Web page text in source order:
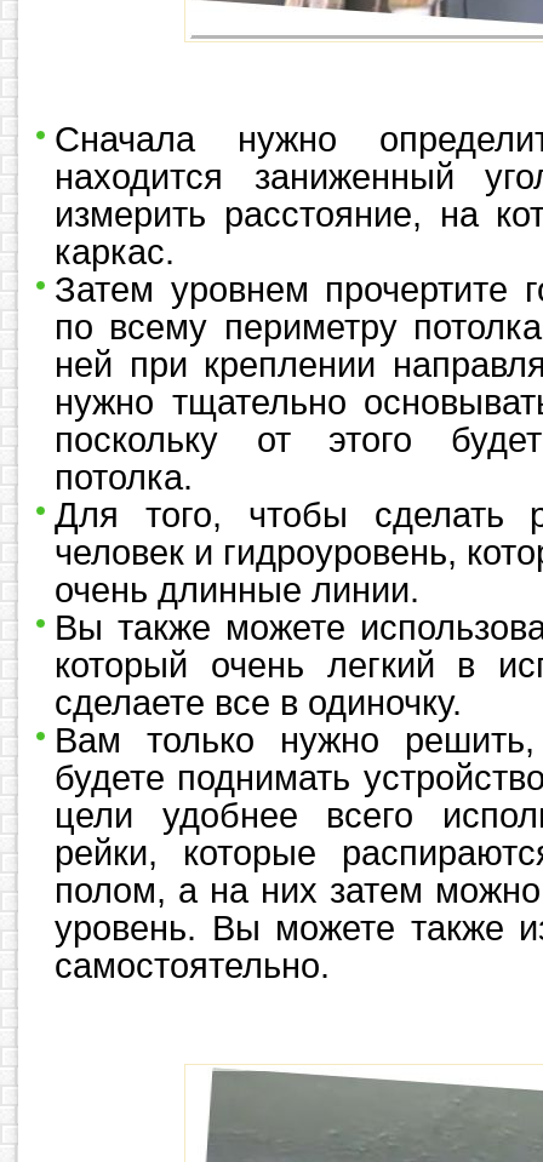
Сначала нужно
находится заниженный
измерить расстояние, на
каркас.
Затем уровнем прочертите
по всему периметру
ней при креплении
нужно тщательно
поскольку от этого
потолка.
Для того, чтобы сделать
человек и гидроуровень,
очень длинные линии.
Вы также можете
который очень легкий в
сделаете все в одиночку.
Вам только нужно
будете поднимать
цели удобнее всего
рейки, которые
полом, а на них затем
уровень. Вы можете также
самостоятельно.